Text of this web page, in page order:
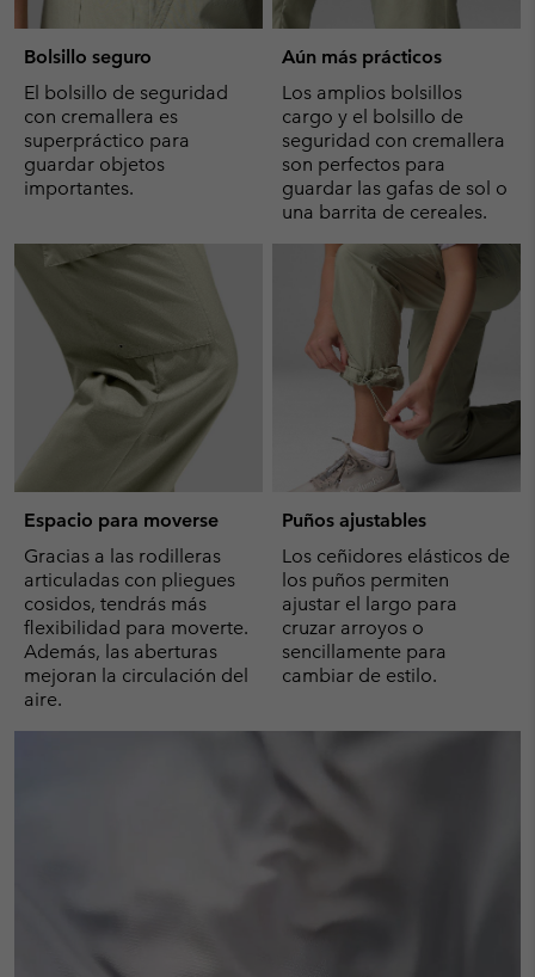
Bolsillo seguro
El bolsillo de seguridad
con cremallera es
superpráctico para
guardar objetos
importantes.
Aún más prácticos
Los amplios bolsillos
cargo y el bolsillo de
seguridad con cremallera
son perfectos para
guardar las gafas de sol o
una barrita de cereales.
Espacio para moverse
Gracias a las rodilleras
articuladas con pliegues
cosidos, tendrás más
flexibilidad para moverte.
Además, las aberturas
mejoran la circulación del
aire.
Puños ajustables
Los ceñidores elásticos de
los puños permiten
ajustar el largo para
cruzar arroyos o
sencillamente para
cambiar de estilo.